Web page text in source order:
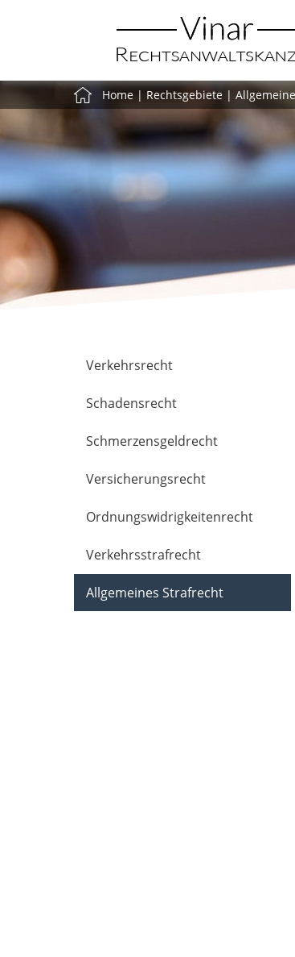
Home | Rechtsgebiete |
Verkehrsrecht
Schadensrecht
Schmerzensgeldrecht
Versicherungsrecht
Ordnungswidrigkeitenrecht
Verkehrsstrafrecht
Allgemeines Strafrecht